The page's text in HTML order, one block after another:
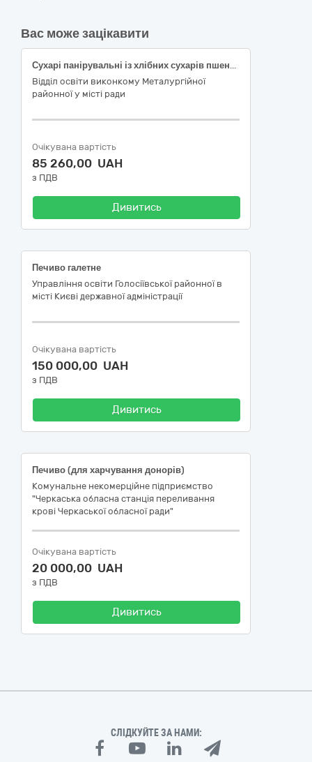
Вас може зацікавити
Сухарі панірувальні із хлібних сухарів пшеничних, без спецій
Відділ освіти виконкому Металургійної
районної у місті ради
Очікувана вартість
85 260,00 UAH
з ПДВ
Дивитись
Печиво галетне
Управління освіти Голосіївської районної в
місті Києві державної адміністрації
Очікувана вартість
150 000,00 UAH
з ПДВ
Дивитись
Печиво (для харчування донорів)
Комунальне некомерційне підприємство
"Черкаська обласна станція переливання
крові Черкаської обласної ради"
Очікувана вартість
20 000,00 UAH
з ПДВ
Дивитись
СЛІДКУЙТЕ ЗА НАМИ: